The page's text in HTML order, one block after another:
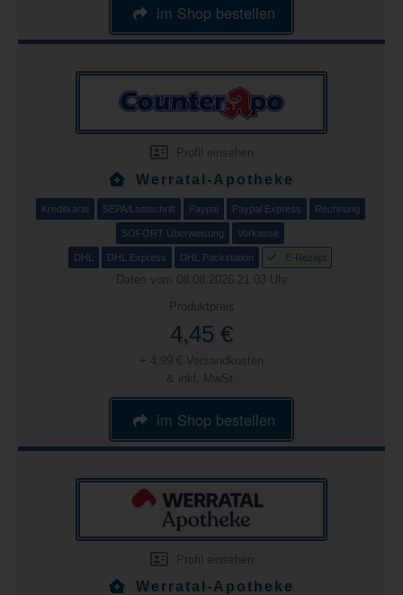
im Shop bestellen
Profil einsehen
Werratal-Apotheke
Kreditkarte SEPA/Lastschrift Paypal Paypal Express Rechnung
SOFORT Überweisung Vorkasse
DHL DHL Express DHL Packstation E-Rezept
Daten vom 08.08.2026 21:03 Uhr
Produktpreis
4,45 €
+ 4,99 € Versandkosten
& inkl. MwSt.
im Shop bestellen
Profil einsehen
Werratal-Apotheke